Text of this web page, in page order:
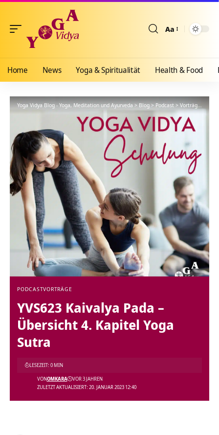
Aa
Home News Yoga & Spiritualität Health & Food
Yoga Vidya Blog - Yoga, Meditation und Ayurveda>Blog>Podcast>Vorträge >
PODCASTVORTRÄGE
YVS623 Kaivalya Pada –
Übersicht 4. Kapitel Yoga
Sutra
ZULETZT AKTUALISIERT: 20. JANUAR 2023 12:40
VONOMKARA VOR 3 JAHREN
LESEZEIT: 0 MIN